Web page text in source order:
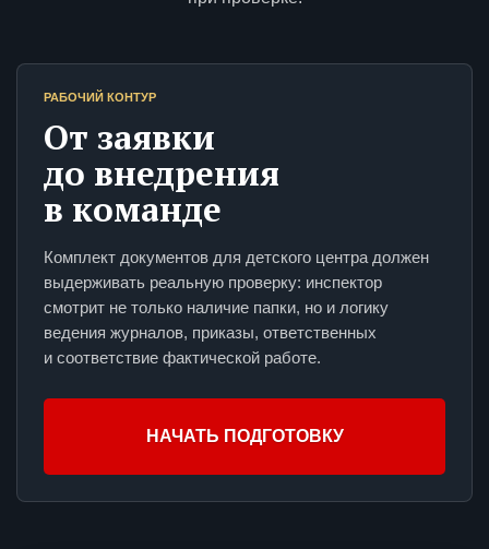
РАБОЧИЙ КОНТУР
От заявки
до внедрения
в команде
Комплект документов для детского центра должен
выдерживать реальную проверку: инспектор
смотрит не только наличие папки, но и логику
ведения журналов, приказы, ответственных
и соответствие фактической работе.
НАЧАТЬ ПОДГОТОВКУ